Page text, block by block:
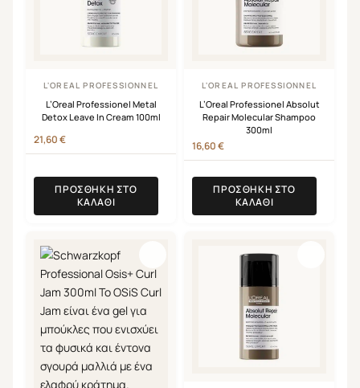
L'OREAL PROFESSIONNEL
L’Oreal Professionel Metal
Detox Leave In Cream 100ml
21,60€
ΠΡΟΣΘΉΚΗ ΣΤΟ
ΚΑΛΆΘΙ
L'OREAL PROFESSIONNEL
L’Oreal Professionel Absolut
Repair Molecular Shampoo
300ml
16,60€
ΠΡΟΣΘΉΚΗ ΣΤΟ
ΚΑΛΆΘΙ